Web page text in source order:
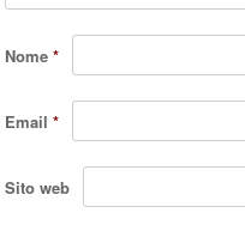
Nome*
Email*
Sito web